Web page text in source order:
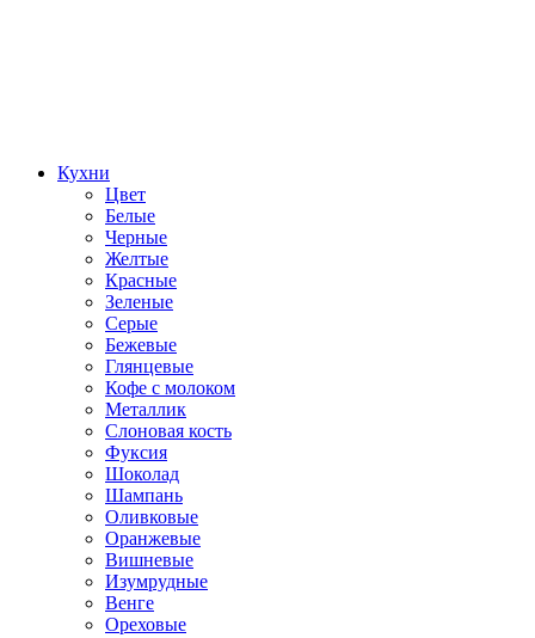
Кухни
Цвет
Белые
Черные
Желтые
Красные
Зеленые
Серые
Бежевые
Глянцевые
Кофе с молоком
Металлик
Слоновая кость
Фуксия
Шоколад
Шампань
Оливковые
Оранжевые
Вишневые
Изумрудные
Венге
Ореховые